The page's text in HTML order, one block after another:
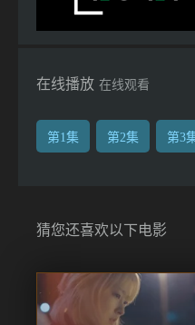
在线播放 在线观看
第1集 第2集 第3
猜您还喜欢以下电影